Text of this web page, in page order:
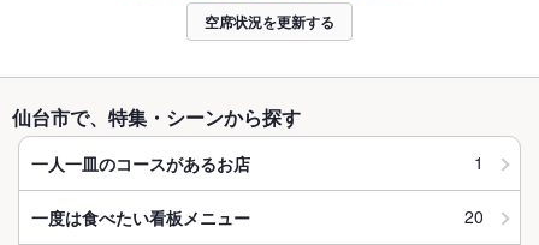
空席状況を更新する
仙台市で、特集・シーンから探す
一人一皿のコースがあるお店 1
一度は食べたい看板メニュー 20